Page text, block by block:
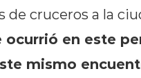
de cruceros a la
ocurrió en este
mismo